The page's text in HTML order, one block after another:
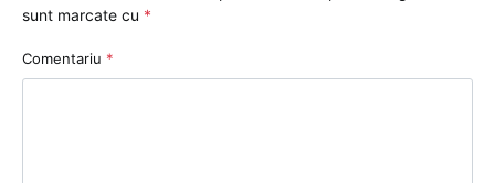
sunt marcate cu *
Comentariu *